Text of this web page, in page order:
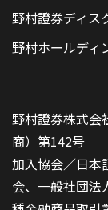
野村證券ディス
野村ホールディ
野村證券株式会
商）第142号
加入協会／日本
会、一般社団法